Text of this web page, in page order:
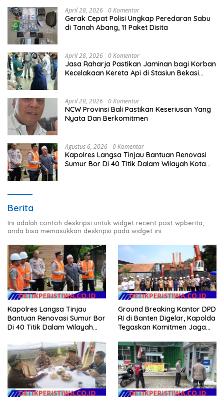
April 28, 2026 0 Komentar
Gerak Cepat Polisi Ungkap Peredaran Sabu
di Tanah Abang, 11 Paket Disita
April 28, 2026 0 Komentar
Jasa Raharja Pastikan Jaminan bagi Korban
Kecelakaan Kereta Api di Stasiun Bekasi
April 28, 2026 0 Komentar
NCW Provinsi Bali Pastikan Keseriusan Yang
Nyata Dan Berkomitmen
Agustus 6, 2026 0 Komentar
Kapolres Langsa Tinjau Bantuan Renovasi
Sumur Bor Di 40 Titik Dalam Wilayah Kota
Berita
Ini adalah contoh deskripsi untuk widget recent post wpberita,
anda bisa memasukkan deskripsi pada widget ini.
Kapolres Langsa Tinjau
Bantuan Renovasi Sumur Bor
Di 40 Titik Dalam Wilayah
Ground Breaking Kantor DPD
RI di Banten Digelar, Kapolda
Tegaskan Komitmen Jaga